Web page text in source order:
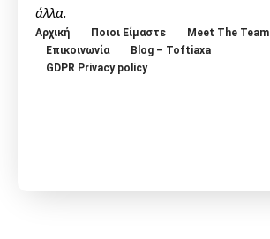
άλλα.
Αρχική Ποιοι Είμαστε
Meet The Team
Επικοινωνία
Blog – Toftiaxa
GDPR Privacy policy